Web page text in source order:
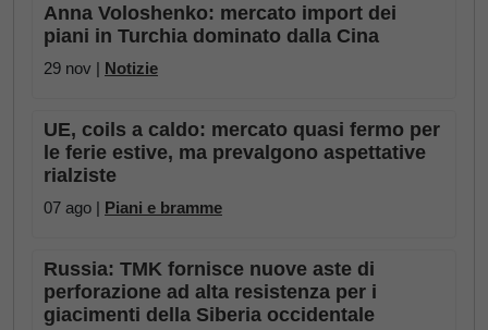
Anna Voloshenko: mercato import dei
piani in Turchia dominato dalla Cina
29 nov | Notizie
UE, coils a caldo: mercato quasi fermo per
le ferie estive, ma prevalgono aspettative
rialziste
07 ago | Piani e bramme
Russia: TMK fornisce nuove aste di
perforazione ad alta resistenza per i
giacimenti della Siberia occidentale